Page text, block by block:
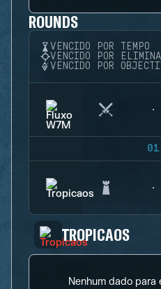
ROUNDS
VENCIDO POR TEMPO
VENCIDO POR
VENCIDO POR
01
TROPICAOS
Nenhum dado para